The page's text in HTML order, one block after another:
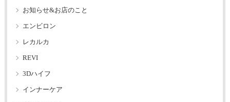
お知らせ&お店のこと
エンビロン
レカルカ
REVI
3Dハイフ
インナーケア